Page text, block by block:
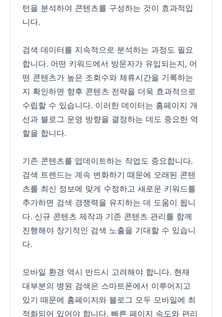
턴을 분석하여 콘텐츠를 구성하는 것이 효과적입
니다.
검색 데이터를 지속적으로 분석하는 과정도 필요
합니다. 어떤 키워드에서 방문자가 유입되는지, 어
떤 콘텐츠가 높은 조회수와 체류시간을 기록하는
지 확인하면 향후 콘텐츠 전략을 더욱 효과적으로
수립할 수 있습니다. 이러한 데이터는 홈페이지 개
선과 블로그 운영 방향을 결정하는 데도 중요한 역
할을 합니다.
기존 콘텐츠를 업데이트하는 작업도 중요합니다.
검색 트렌드는 계속 변화하기 때문에 오래된 콘텐
츠를 최신 정보에 맞게 수정하고 새로운 키워드를
추가하면 검색 경쟁력을 유지하는 데 도움이 됩니
다. 신규 콘텐츠 제작과 기존 콘텐츠 관리를 함께
진행해야 장기적인 검색 노출을 기대할 수 있습니
다.
모바일 환경 역시 반드시 고려해야 합니다. 현재
대부분의 병원 검색은 스마트폰에서 이루어지고
있기 때문에 홈페이지와 블로그 모두 모바일에 최
적화되어 있어야 합니다. 빠른 페이지 속도와 편리